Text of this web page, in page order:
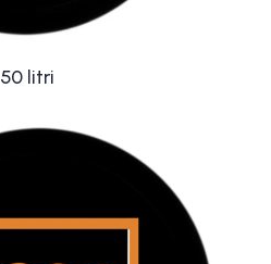
50 litri